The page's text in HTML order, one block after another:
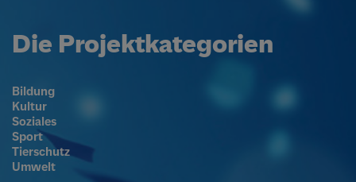
Die Projektkategorien
Bildung
Kultur
Soziales
Sport
Tierschutz
Umwelt